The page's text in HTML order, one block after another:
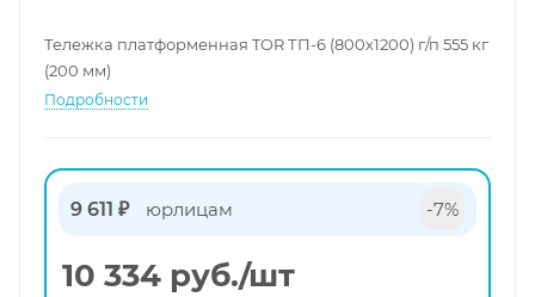
Тележка платформенная TOR ТП-6 (800х1200) г/п 555 кг
(200 мм)
Подробности
9 611 ₽ юрлицам -7%
10 334 руб./шт